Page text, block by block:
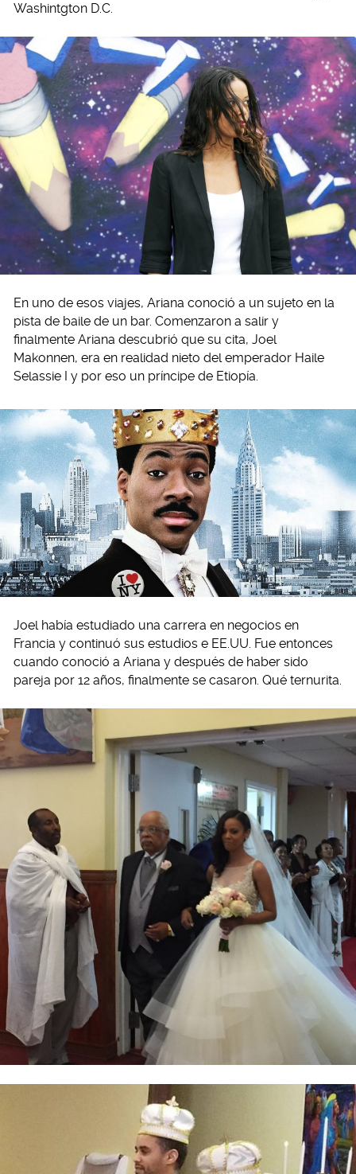
Washintgton D.C.
En uno de esos viajes, Ariana conoció a un sujeto en la
pista de baile de un bar. Comenzaron a salir y
finalmente Ariana descubrió que su cita, Joel
Makonnen, era en realidad nieto del emperador Haile
Selassie I y por eso un príncipe de Etiopía.
Joel había estudiado una carrera en negocios en
Francia y continuó sus estudios e EE.UU. Fue entonces
cuando conoció a Ariana y después de haber sido
pareja por 12 años, finalmente se casaron. Qué ternurita.